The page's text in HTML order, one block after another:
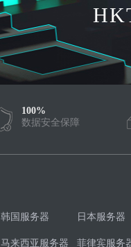
100%
数据安全保障
韩国服务器 日本服务器
马来西亚服务器 菲律宾服务